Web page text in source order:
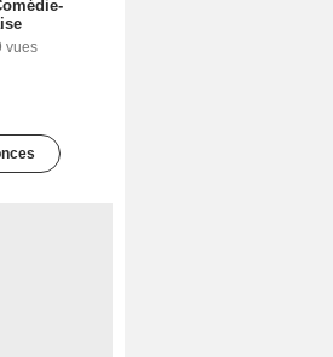
vues